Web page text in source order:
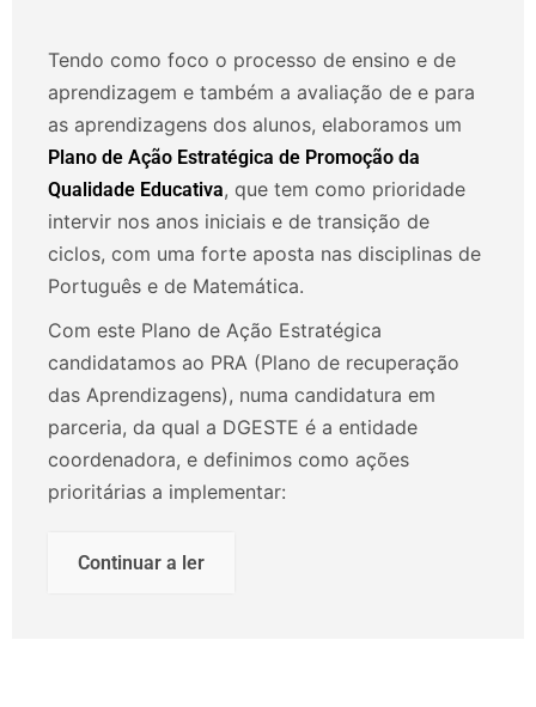
Tendo como foco o processo de ensino e de
aprendizagem e também a avaliação de e para
as aprendizagens dos alunos, elaboramos um
Plano de Ação Estratégica de Promoção da
Qualidade Educativa, que tem como prioridade
intervir nos anos iniciais e de transição de
ciclos, com uma forte aposta nas disciplinas de
Português e de Matemática.
Com este Plano de Ação Estratégica
candidatamos ao PRA (Plano de recuperação
das Aprendizagens), numa candidatura em
parceria, da qual a DGESTE é a entidade
coordenadora, e definimos como ações
prioritárias a implementar:
Continuar a ler